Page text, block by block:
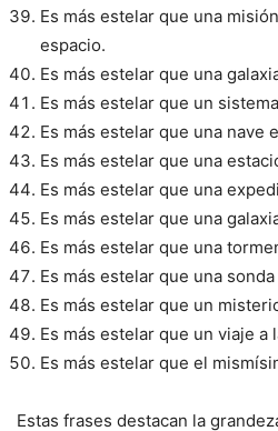
Es más estelar que una
espacio.
Es más estelar que una
Es más estelar que un
Es más estelar que una nave
Es más estelar que una
Es más estelar que una
Es más estelar que una
Es más estelar que una
Es más estelar que una
Es más estelar que un
Es más estelar que un viaje a
Es más estelar que el
Estas frases destacan la